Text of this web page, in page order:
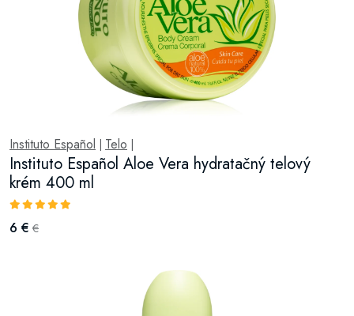
Instituto Español Telo
Instituto Español Aloe Vera hydratačný telový
krém 400 ml
6 € €